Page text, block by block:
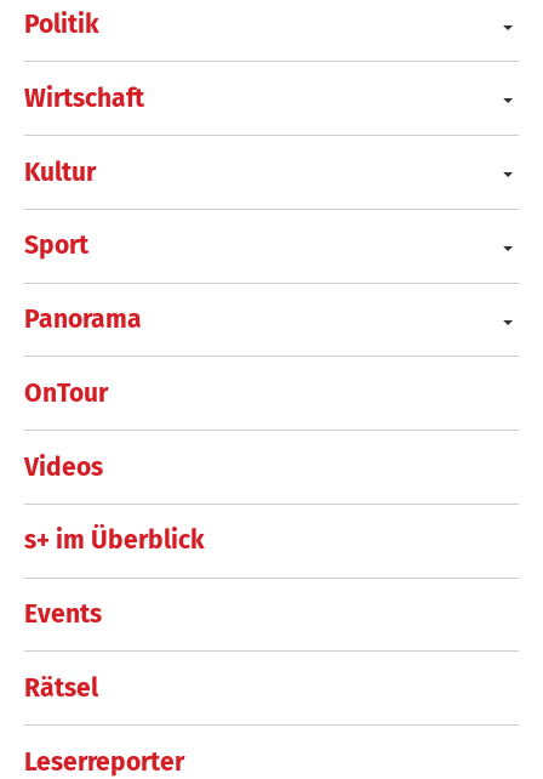
Politik
Wirtschaft
Kultur
Sport
Panorama
OnTour
Videos
s+ im Überblick
Events
Rätsel
Leserreporter